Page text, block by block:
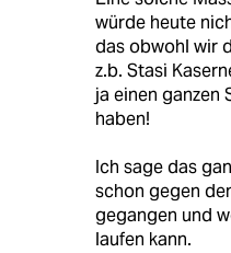
würde heute
das obwohl wir
z.b. Stasi
ja einen ganzen
haben!
Ich sage das
schon gegen
gegangen und
laufen kann.